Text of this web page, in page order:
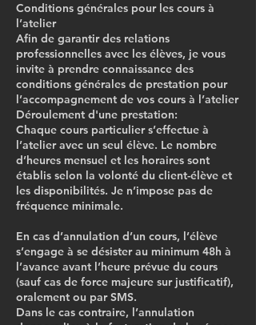
Conditions générales pour les cours à
l’atelier
Afin de garantir des relations
professionnelles avec les élèves, je vous
invite à prendre connaissance des
conditions générales de prestation pour
l’accompagnement de vos cours à l’atelier
Déroulement d'une prestation:
Chaque cours particulier s’effectue à
l’atelier avec un seul élève. Le nombre
d’heures mensuel et les horaires sont
établis selon la volonté du client-élève et
les disponibilités. Je n’impose pas de
fréquence minimale.
En cas d’annulation d’un cours, l’élève
s’engage à se désister au minimum 48h à
l’avance avant l’heure prévue du cours
(sauf cas de force majeure sur justificatif),
oralement ou par SMS.
Dans le cas contraire, l’annulation